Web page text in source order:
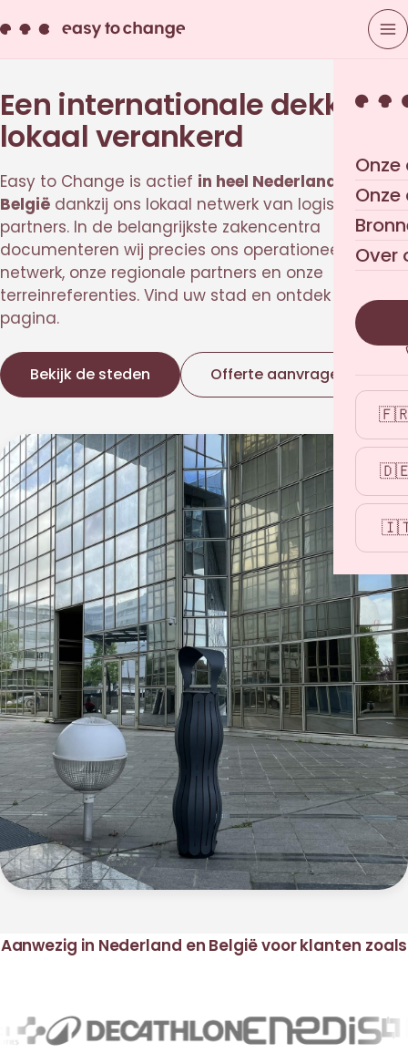
Over
Een internationale dekking,
lokaal verankerd
Easy to Change is actief in heel Nederland en
België dankzij ons lokaal netwerk van logistieke
partners. In de belangrijkste zakencentra
documenteren wij precies ons operationeel
netwerk, onze regionale partners en onze
terreinreferenties. Vind uw stad en ontdek de lokale
pagina.
Bekijk de steden Offerte aanvragen
Aanwezig in Nederland en België voor klanten zoals